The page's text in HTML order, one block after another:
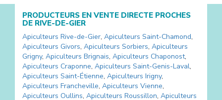
PRODUCTEURS EN VENTE DIRECTE PROCHES
DE RIVE-DE-GIER
Apiculteurs Rive-de-Gier, Apiculteurs Saint-Chamond,
Apiculteurs Givors, Apiculteurs Sorbiers, Apiculteurs
Grigny, Apiculteurs Brignais, Apiculteurs Chaponost,
Apiculteurs Craponne, Apiculteurs Saint-Genis-Laval,
Apiculteurs Saint-Étienne, Apiculteurs Irigny,
Apiculteurs Francheville, Apiculteurs Vienne,
Apiculteurs Oullins, Apiculteurs Roussillon, Apiculteurs